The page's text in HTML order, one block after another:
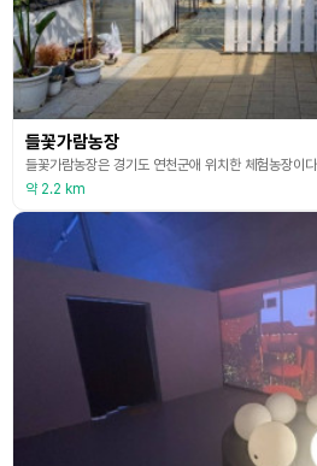
들꽃가람농장
약 2.2 km